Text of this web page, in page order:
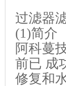
过滤器
(1)简介
阿科蔓
前已 成
修复和